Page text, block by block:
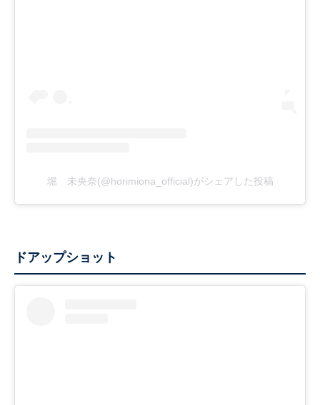
堀 未央奈(@horimiona_official)がシェアした投稿
ドアップショット